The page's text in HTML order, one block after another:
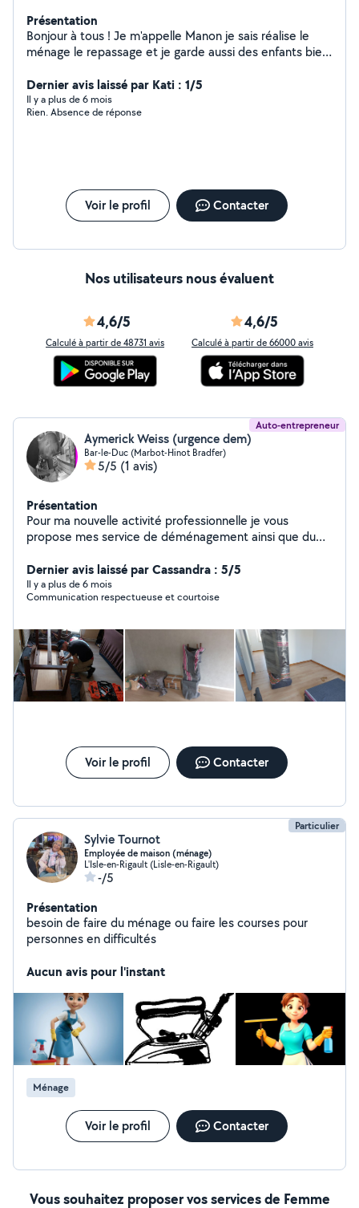
Présentation
Bonjour à tous ! Je m'appelle Manon je sais réalise le
ménage le repassage et je garde aussi des enfants bien
à la garde de vos loulou enfants et animaux seront
confiée en toute confiance ! <3 Et évidement votre
ménage ainsi que votre repassage sera parfaitement
Dernier avis laissé par Kati : 1/5
Il y a plus de 6 mois
Rien. Absence de réponse
Voir le profil Contacter
Nos utilisateurs nous évaluent
4,6/5
Calculé à partir de 48731 avis
4,6/5
Calculé à partir de 66000 avis
Auto-entrepreneur
Aymerick Weiss (urgence dem)
Bar-le-Duc (Marbot-Hinot Bradfer)
5/5 (1 avis)
Présentation
Pour ma nouvelle activité professionnelle je vous
propose mes service de déménagement ainsi que du
besoin, je vous propose aussi une prestation que je suis
le seul à proposez qui sont: Aide préparation au
déménagement Placement de meuble à votre domicile
quelquonque prestation je reste à votre disposition
pour toute informations supplémentaire n'hésitez pas à
me contacter Mes devis son toujours assuré et gratuit
et fait dans les meilleures délais
Dernier avis laissé par Cassandra : 5/5
Il y a plus de 6 mois
Communication respectueuse et courtoise
Voir le profil Contacter
Particulier
Sylvie Tournot
Employée de maison (ménage)
L'Isle-en-Rigault (Lisle-en-Rigault)
-/5
Présentation
besoin de faire du ménage ou faire les courses pour
personnes en difficultés
Aucun avis pour l'instant
Ménage
Voir le profil Contacter
Vous souhaitez proposer vos services de Femme